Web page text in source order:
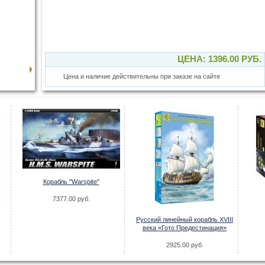
ЦЕНА: 1396.00 РУБ.
Цена и наличие действительны при заказе на сайте
Корабль "Warspite"
7377.00 руб.
Русский линейный корабль XVIII
века «Гото Предестинация»
2925.00 руб.